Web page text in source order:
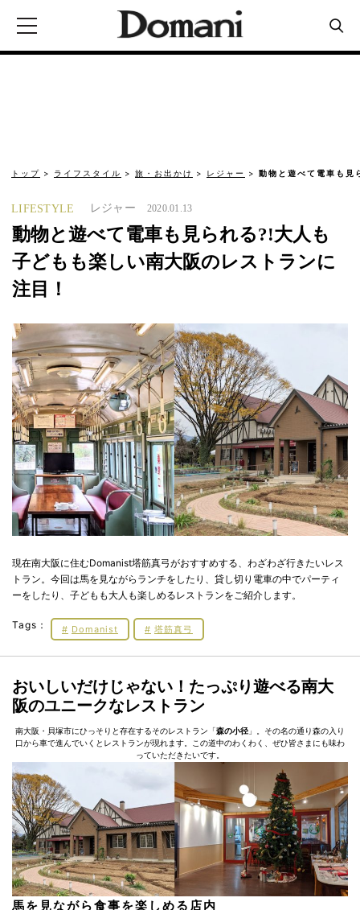
トップ ライフスタイル 旅・お出かけ レジャー 動物と遊べて電車も
LIFESTYLE レジャー 2020.01.13
動物と遊べて電車も見られる?!大人も
子どもも楽しい南大阪のレストランに
注目！
現在南大阪に住むDomanist塔筋真弓がおすすめする、わざわざ行きたいレス
トラン。今回は馬を見ながらランチをしたり、貸し切り電車の中でパーティ
ーをしたり、子どもも大人も楽しめるレストランをご紹介します。
Tags： Domanist 塔筋真弓
おいしいだけじゃない！たっぷり遊べる南大
阪のユニークなレストラン
南大阪・貝塚市にひっそりと存在するそのレストラン「森の小径 」。その名の通り森の入り
口から車で進んでいくとレストランが現れます。この道中のわくわく、ぜひ皆さまにも味わ
っていただきたいです。
馬を見ながら食事を楽しめる店内